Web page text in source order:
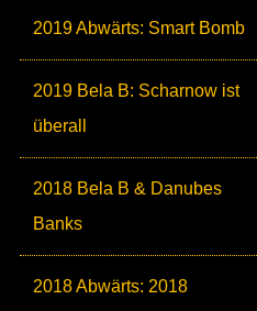
2019 Abwärts: Smart Bomb
2019 Bela B: Scharnow ist
überall
2018 Bela B & Danubes
Banks
2018 Abwärts: 2018